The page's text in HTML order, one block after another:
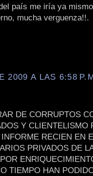
país me iría ya
mucha verguenza!!.
2009 A LAS 6:58
DE CORRUPTOS
Y CLIENTELISMO
RECIEN EN
PRIVADOS DE
TIEMPO HAN